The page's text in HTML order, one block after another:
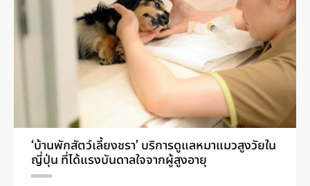
‘บ้านพักสัตว์เลี้ยงชรา’ บริการดูแลหมาแมวสูงวัยใน
ญี่ปุ่น ที่ได้แรงบันดาลใจจากผู้สูงอายุ